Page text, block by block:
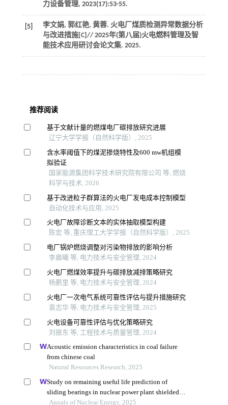
力设备管理, 2023(17):53-55.
[5]
李文娟, 郭红艳, 黄蓉. 火电厂煤质检测异常数据分析
与改进措施[C]// 2025年(第八届)火电燃料管理及智
能技术应用研讨会论文集. 2025.